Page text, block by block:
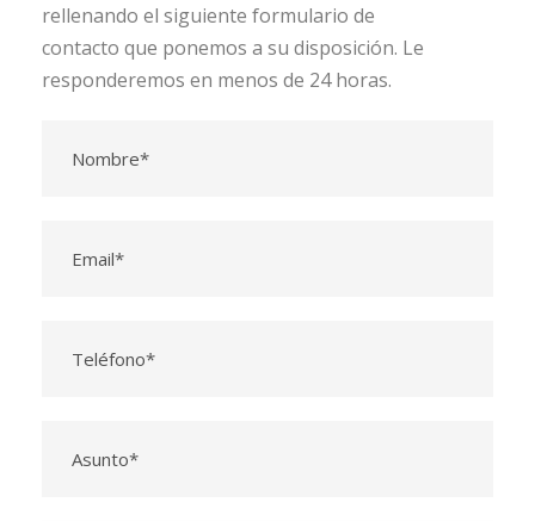
rellenando el siguiente formulario de
contacto que ponemos a su disposición. Le
responderemos en menos de 24 horas.